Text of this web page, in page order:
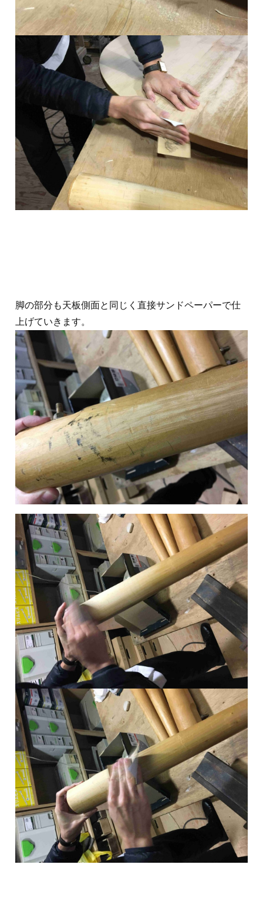
脚の部分も天板側面と同じく直接サンドペーパーで仕
上げていきます。